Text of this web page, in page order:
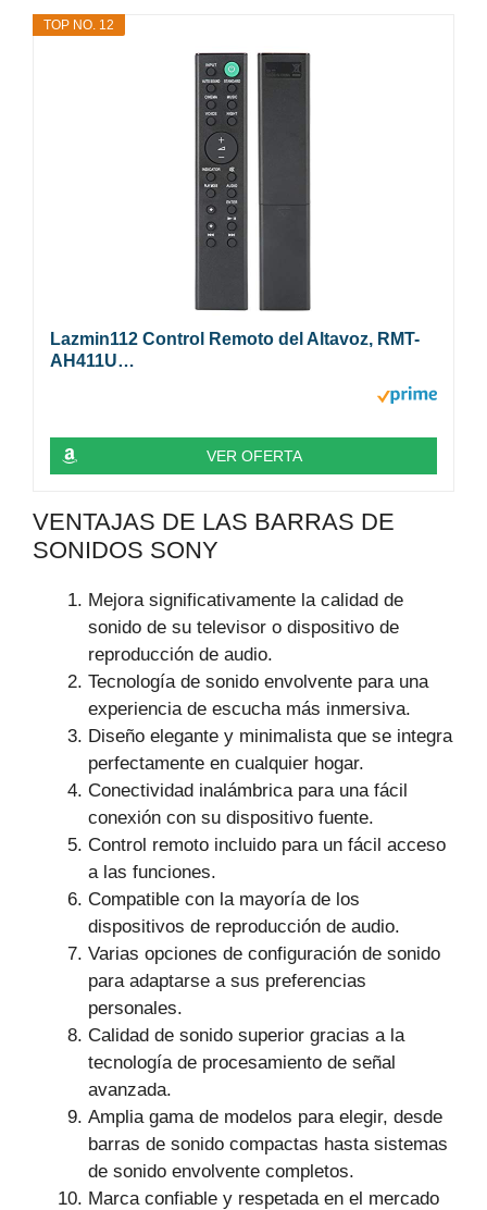
TOP NO. 12
Lazmin112 Control Remoto del Altavoz, RMT-
AH411U…
VER OFERTA
VENTAJAS DE LAS BARRAS DE
SONIDOS SONY
Mejora significativamente la calidad de
sonido de su televisor o dispositivo de
reproducción de audio.
Tecnología de sonido envolvente para una
experiencia de escucha más inmersiva.
Diseño elegante y minimalista que se integra
perfectamente en cualquier hogar.
Conectividad inalámbrica para una fácil
conexión con su dispositivo fuente.
Control remoto incluido para un fácil acceso
a las funciones.
Compatible con la mayoría de los
dispositivos de reproducción de audio.
Varias opciones de configuración de sonido
para adaptarse a sus preferencias
personales.
Calidad de sonido superior gracias a la
tecnología de procesamiento de señal
avanzada.
Amplia gama de modelos para elegir, desde
barras de sonido compactas hasta sistemas
de sonido envolvente completos.
Marca confiable y respetada en el mercado